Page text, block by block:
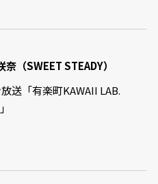
（SWEET STEADY）
送「有楽町KAWAII LAB.